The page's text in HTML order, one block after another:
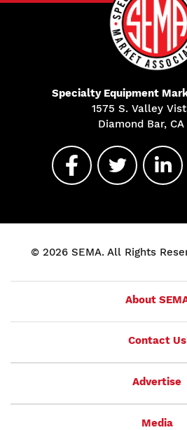
Specialty Equipment
1575 S. Valley
Diamond Bar, CA
© 2026 SEMA. All Rights
About
Contact Us
Advertise
Media